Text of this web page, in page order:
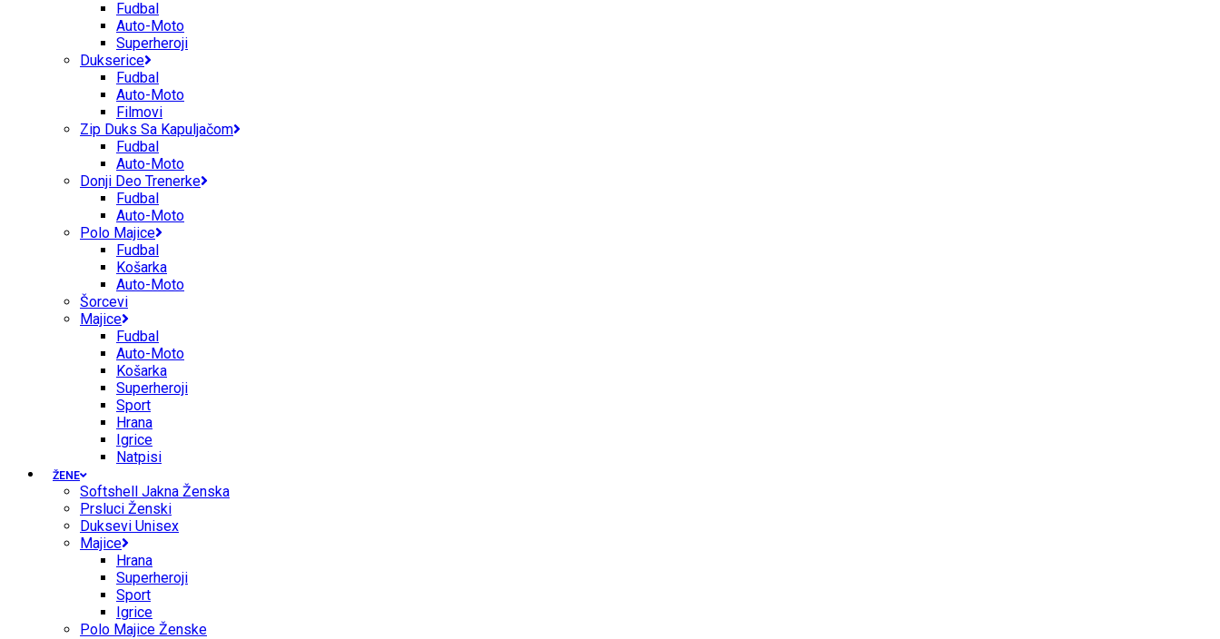
Fudbal
Auto-Moto
Superheroji
Dukserice
Fudbal
Auto-Moto
Filmovi
Zip Duks Sa Kapuljačom
Fudbal
Auto-Moto
Donji Deo Trenerke
Fudbal
Auto-Moto
Polo Majice
Fudbal
Košarka
Auto-Moto
Šorcevi
Majice
Fudbal
Auto-Moto
Košarka
Superheroji
Sport
Hrana
Igrice
Natpisi
ŽENE
Softshell Jakna Ženska
Prsluci Ženski
Duksevi Unisex
Majice
Hrana
Superheroji
Sport
Igrice
Polo Majice Ženske